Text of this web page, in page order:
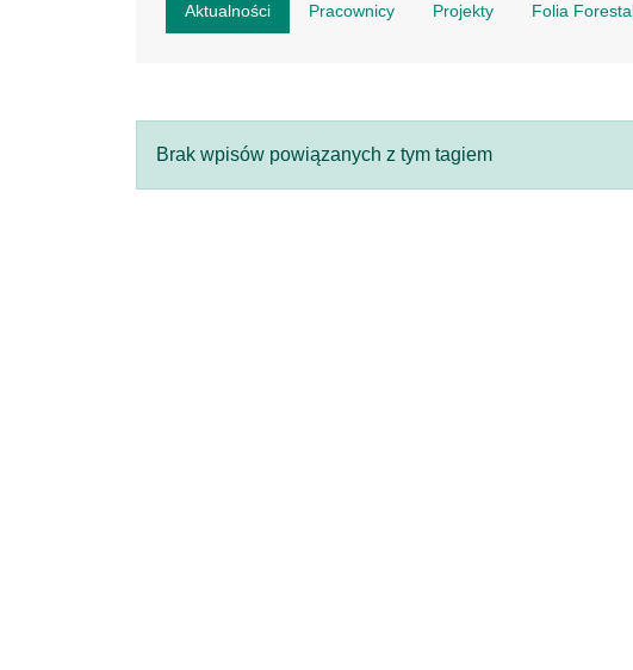
Aktualności Pracownicy Projekty Folia
Brak wpisów powiązanych z tym tagiem